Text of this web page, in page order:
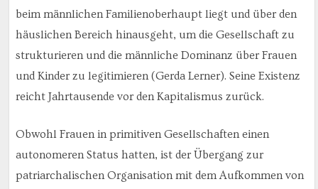
beim männlichen Familienoberhaupt liegt und über den
häuslichen Bereich hinausgeht, um die Gesellschaft zu
strukturieren und die männliche Dominanz über Frauen
und Kinder zu legitimieren (Gerda Lerner). Seine Existenz
reicht Jahrtausende vor den Kapitalismus zurück.
Obwohl Frauen in primitiven Gesellschaften einen
autonomeren Status hatten, ist der Übergang zur
patriarchalischen Organisation mit dem Aufkommen von